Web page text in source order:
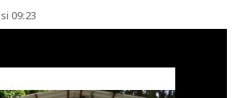
09:23